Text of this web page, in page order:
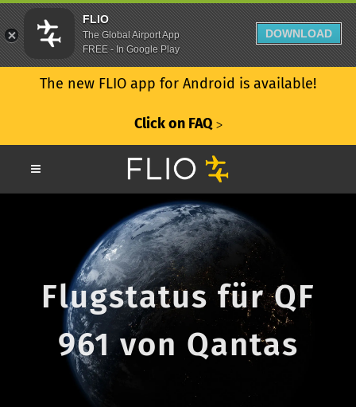
The new FLIO app for Android is available!
Click on FAQ ᐳ
Flugstatus für QF
961 von Qantas
FLIO
The Global Airport App
FREE - In Google Play
DOWNLOAD